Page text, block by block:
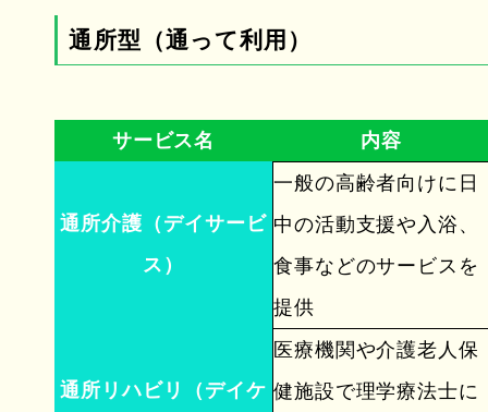
通所型（通って利用）
サービス名 内容
通所介護（デイサービ
ス）
一般の高齢者向けに日
中の活動支援や入浴、
食事などのサービスを
提供
通所リハビリ（デイケ
医療機関や介護老人保
健施設で理学療法士に